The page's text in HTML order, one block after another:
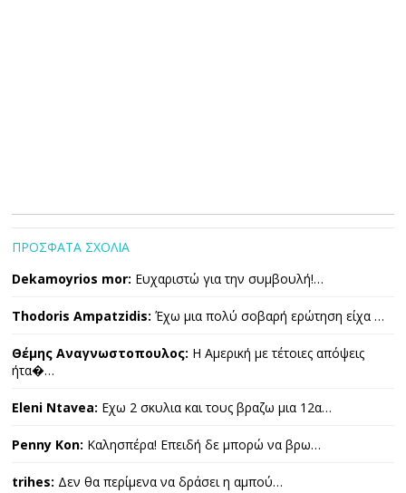
ΠΡΟΣΦΑΤΑ ΣΧΟΛΙΑ
Dekamoyrios mor: Ευχαριστώ για την συμβουλή!…
Thodoris Ampatzidis: Έχω μια πολύ σοβαρή ερώτηση είχα …
Θέμης Αναγνωστοπουλος: Η Αμερική με τέτοιες απόψεις
ήτα�…
Eleni Ntavea: Εχω 2 σκυλια και τους βραζω μια 12α…
Penny Kon: Καλησπέρα! Επειδή δε μπορώ να βρω…
trihes: Δεν θα περίμενα να δράσει η αμπού…